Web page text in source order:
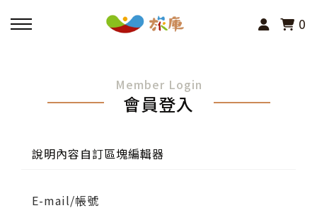
0
小旅行及主題導覽
講座、體驗與課程
Member Login
會員登入
說明內容自訂區塊編輯器
E-mail/帳號